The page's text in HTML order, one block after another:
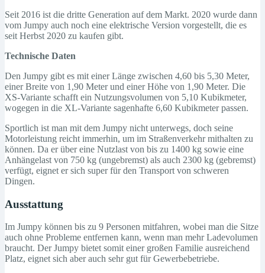
Seit 2016 ist die dritte Generation auf dem Markt. 2020 wurde dann
vom Jumpy auch noch eine elektrische Version vorgestellt, die es
seit Herbst 2020 zu kaufen gibt.
Technische Daten
Den Jumpy gibt es mit einer Länge zwischen 4,60 bis 5,30 Meter,
einer Breite von 1,90 Meter und einer Höhe von 1,90 Meter. Die
XS-Variante schafft ein Nutzungsvolumen von 5,10 Kubikmeter,
wogegen in die XL-Variante sagenhafte 6,60 Kubikmeter passen.
Sportlich ist man mit dem Jumpy nicht unterwegs, doch seine
Motorleistung reicht immerhin, um im Straßenverkehr mithalten zu
können. Da er über eine Nutzlast von bis zu 1400 kg sowie eine
Anhängelast von 750 kg (ungebremst) als auch 2300 kg (gebremst)
verfügt, eignet er sich super für den Transport von schweren
Dingen.
Ausstattung
Im Jumpy können bis zu 9 Personen mitfahren, wobei man die Sitze
auch ohne Probleme entfernen kann, wenn man mehr Ladevolumen
braucht. Der Jumpy bietet somit einer großen Familie ausreichend
Platz, eignet sich aber auch sehr gut für Gewerbebetriebe.